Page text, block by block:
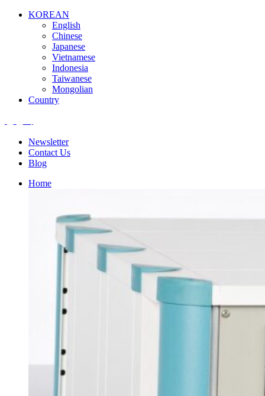
KOREAN
English
Chinese
Japanese
Vietnamese
Indonesia
Taiwanese
Mongolian
Country
Newsletter
Contact Us
Blog
Home